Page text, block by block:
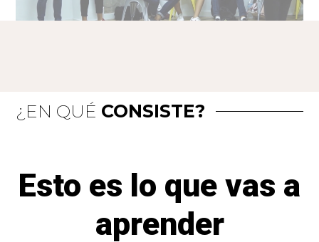
¿EN QUÉ CONSISTE?
Esto es lo que vas a
aprender